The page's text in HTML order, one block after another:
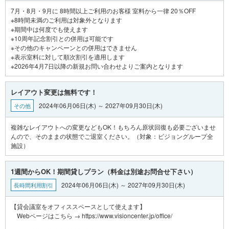
7月・8月・9月に 8時間以上ご利用のお客様 室料から一律 20％OFF
※8時間未満のご利用は対象外となります
※期間中は何度でも使えます
※10周年記念割引との併用は可能です
※その他のキャンペーンとの併用はできません
※表示室料に対して順次割引を適用します
レイアウト変更は無料です！
その他 2024年06月06日(木) ～ 2027年09月30日(木)
複雑なレイアウトへの変更などもOK！もちろん原状回復も必要ございませ
んので、そのままの状態でご退室ください。（対象：ビジョングループ全
1週間からOK！期間貸しプラン（料金は別途お問合せ下さい）
長時間利用割引 2024年06月06日(木) ～ 2027年09月30日(木)
【貸会議室をオフィススペースとして使えます】
Webページはこちら → https://www.visioncenter.jp/office/